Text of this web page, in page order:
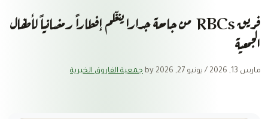
فريق RBCs من جامعة جدارا ينظّم إفطاراً رمضانياً لأطفال
الجمعية
مارس 13, 2026 / يونيو 27, 2026 جمعية الفاروق الخيرية